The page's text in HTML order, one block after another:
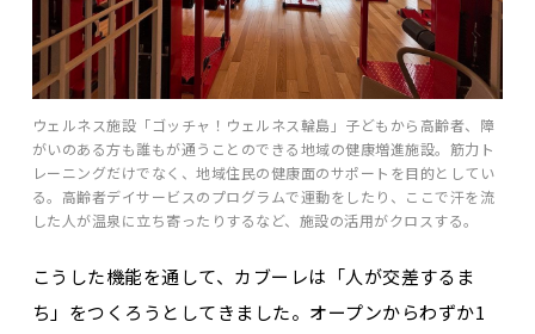
ウェルネス施設「ゴッチャ！ウェルネス輪島」子どもから高齢者、障
がいのある方も誰もが通うことのできる地域の健康増進施設。筋力ト
レーニングだけでなく、地域住民の健康面のサポートを目的としてい
る。高齢者デイサービスのプログラムで運動をしたり、ここで汗を流
した人が温泉に立ち寄ったりするなど、施設の活用がクロスする。
こうした機能を通して、カブーレは「人が交差するま
ち」をつくろうとしてきました。オープンからわずか1